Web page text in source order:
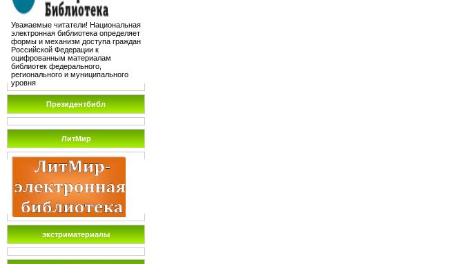
Уважаемые читатели! Национальная
электронная библиотека определяет
формы и механизм доступа граждан
Российской Федерации к
оцифрованным материалам
библиотек федерального,
регионального и муниципального
уровня
Президентбибл
ЛитМир
экстриматериалы